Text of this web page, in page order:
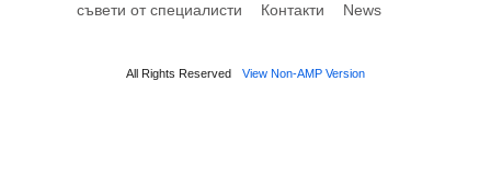
съвети от специалисти Контакти News
All Rights Reserved View Non-AMP Version